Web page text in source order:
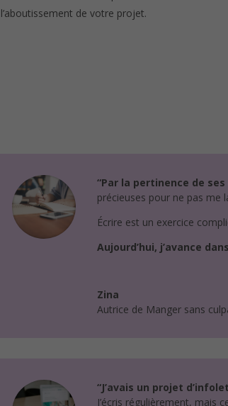
l’aboutissement de votre projet.
“Par la pertinence de
précieuses pour ne pas me
Écrire est un exercice
Aujourd’hui, j’avance
Zina
Autrice de Manger sans
“J’avais un projet
J’écris régulièrement, mais